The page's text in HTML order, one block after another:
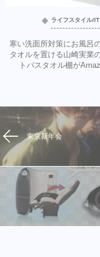
ライフスタイル/IT
寒い洗面所対策にお風呂
タオルを置ける山崎実業
トバスタオル棚が
東京新年会